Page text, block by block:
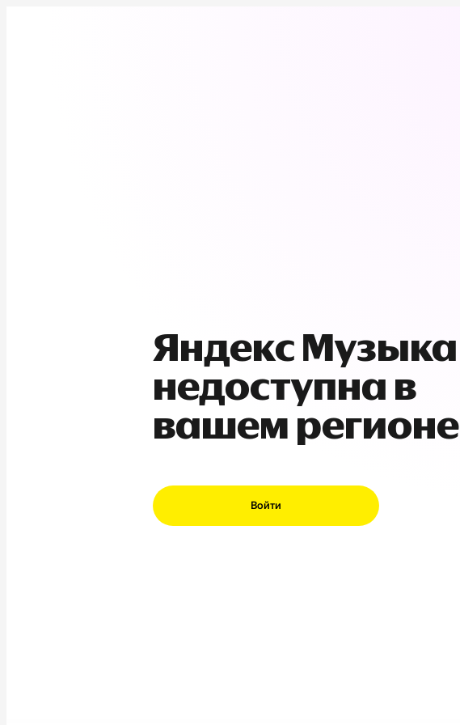
Яндекс Музыка
недоступна в
вашем регионе
Войти